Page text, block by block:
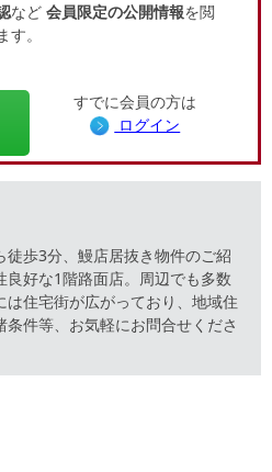
など 会員限定の公開情報を閲
。
すでに会員の方は
ログイン
歩3分、鰻店居抜き物件のご紹
好な1階路面店。周辺でも多数
住宅街が広がっており、地域住
件等、お気軽にお問合せくださ